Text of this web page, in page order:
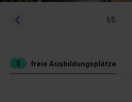
1/5
5 freie Ausbildungsplätze